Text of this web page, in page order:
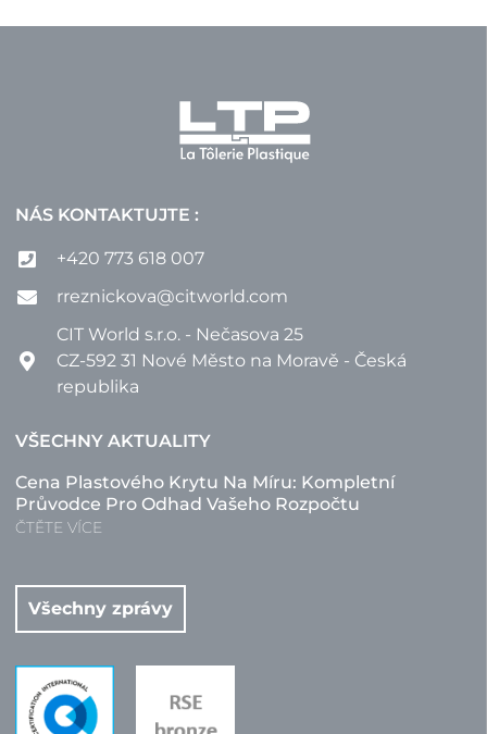
NÁS KONTAKTUJTE :
+420 773 618 007
rreznickova@citworld.com
CIT World s.r.o. - Nečasova 25
CZ-592 31 Nové Město na Moravě - Česká
republika
VŠECHNY AKTUALITY
Cena Plastového Krytu Na Míru: Kompletní
Průvodce Pro Odhad Vašeho Rozpočtu
ČTĚTE VÍCE
Všechny zprávy